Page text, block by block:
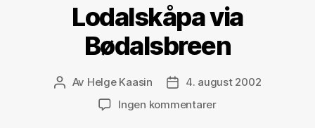
Lodalskåpa via
Bødalsbreen
Innleggsforfatter
Av Helge Kaasin Publiseringsdato
4. august 2002
Ingen kommentarertil